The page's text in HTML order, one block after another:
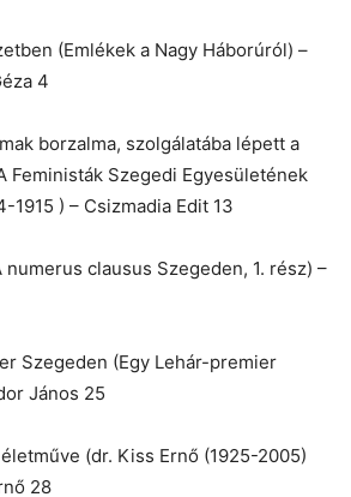
(Emlékek a Nagy Háborúról) –
4
borzalma, szolgálatába lépett a
Feministák Szegedi Egyesületének
1915 ) – Csizmadia Edit 13
numerus clausus Szegeden, 1. rész) –
Szegeden (Egy Lehár-premier
János 25
(dr. Kiss Ernő (1925-2005)
28